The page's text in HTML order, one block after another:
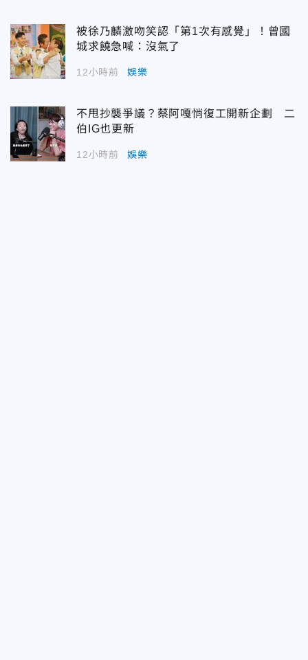
被徐乃麟激吻笑認「第1次有感覺」！曾國
城求饒急喊：沒氣了
12小時前 娛樂
不甩抄襲爭議？蔡阿嘎悄復工開新企劃 二
伯IG也更新
12小時前 娛樂